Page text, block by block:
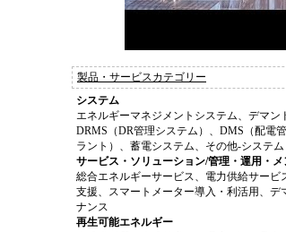
製品・サービスカテゴリー
システム
エネルギーマネジメントシステム、デマン
DRMS（DR管理システム）、DMS（配電
ラント）、蓄電システム、その他-システム
サービス・ソリューション/管理・運用・メ
総合エネルギーサービス、電力供給サー
支援、スマートメーター導入・利活用、
ナンス
再生可能エネルギー